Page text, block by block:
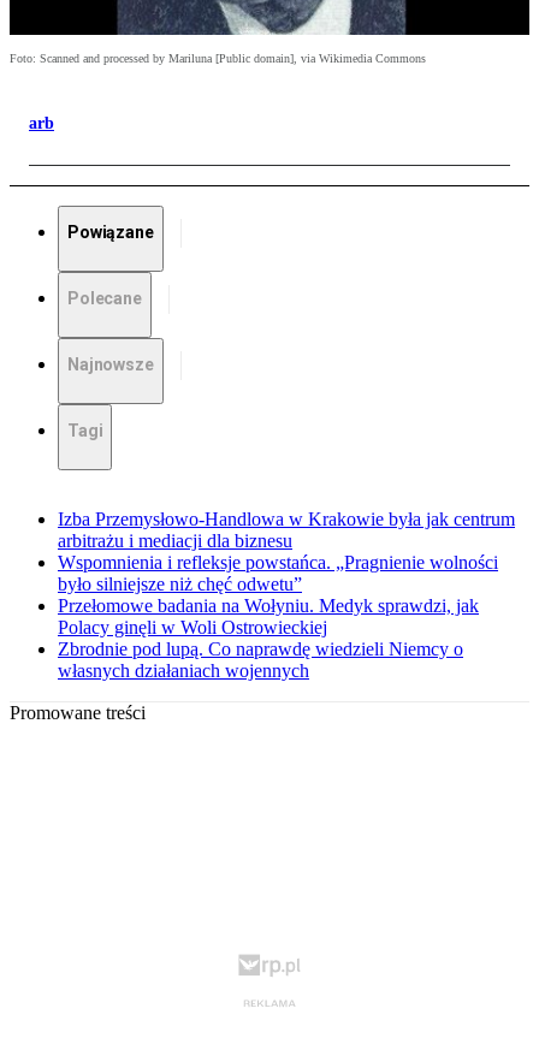
Foto: Scanned and processed by Mariluna [Public domain], via Wikimedia Commons
arb
Powiązane
Polecane
Najnowsze
Tagi
Izba Przemysłowo-Handlowa w Krakowie była jak centrum
arbitrażu i mediacji dla biznesu
Wspomnienia i refleksje powstańca. „Pragnienie wolności
było silniejsze niż chęć odwetu”
Przełomowe badania na Wołyniu. Medyk sprawdzi, jak
Polacy ginęli w Woli Ostrowieckiej
Zbrodnie pod lupą. Co naprawdę wiedzieli Niemcy o
własnych działaniach wojennych
Promowane treści